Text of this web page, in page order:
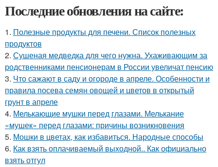
Последние обновления на сайте:
1. Полезные продукты для печени. Список полезных
продуктов
2. Сушеная медведка для чего нужна. Ухаживающим за
родственниками пенсионерам в России увеличат пенсию
3. Что сажают в саду и огороде в апреле. Особенности и
правила посева семян овощей и цветов в открытый
грунт в апреле
4. Мелькающие мушки перед глазами. Мелькание
«мушек» перед глазами: причины возникновения
5. Мошки в цветах, как избавиться. Народные способы
6. Как взять оплачиваемый выходной.. Как официально
взять отгул